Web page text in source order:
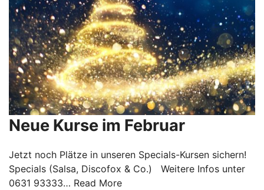
Neue Kurse im Februar
Jetzt noch Plätze in unseren Specials-Kursen sichern!
Specials (Salsa, Discofox & Co.) Weitere Infos unter
0631 93333… Read More